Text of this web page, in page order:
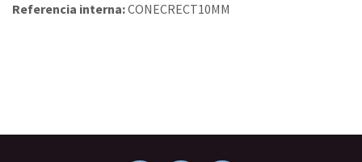
Referencia interna:CONECRECT10MM